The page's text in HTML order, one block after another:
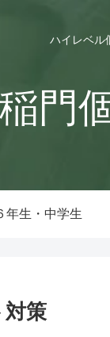
ハイレベ
門
年生・中学生
対策